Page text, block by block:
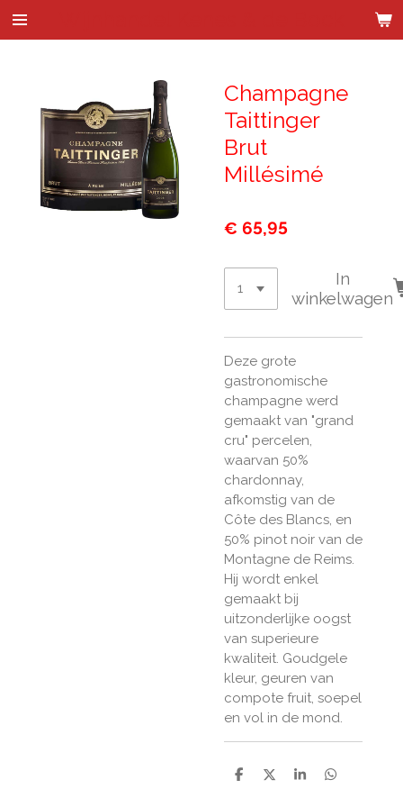
Ga
direct
Champagne
Taittinger
Brut
Millésimé
€ 65,95
In
winkelwagen
Deze grote
gastronomische
champagne werd
gemaakt van "grand
cru" percelen,
waarvan 50%
chardonnay,
afkomstig van de
Côte des Blancs, en
50% pinot noir van de
Montagne de Reims.
Hij wordt enkel
gemaakt bij
uitzonderlijke oogst
van superieure
kwaliteit. Goudgele
kleur, geuren van
compote fruit, soepel
en vol in de mond.
D
D
S
D